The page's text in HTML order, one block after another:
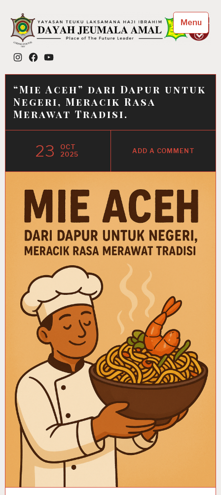
content
Dayah Jeumala Amal
Place of The Future Leader
Instagram
FacebookYouTube
Menu
“Mie Aceh” dari Dapur untuk
Negeri, Meracik Rasa
Merawat Tradisi.
23
OCT
2025
ADD A COMMENT